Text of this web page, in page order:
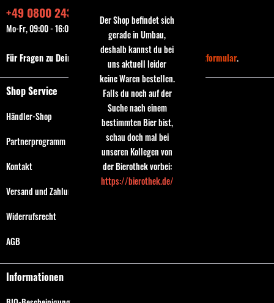
+49 0800 243768435
Mo-Fr, 09:00 - 16:00 Uhr
Für Fragen zu Deiner Bestellung nutze bitte das Kontaktformular.
Shop Service
Händler-Shop
Partnerprogramm
Kontakt
Versand und Zahlungsbedingungen
Widerrufsrecht
AGB
Informationen
Der Shop befindet sich
gerade in Umbau,
deshalb kannst du bei
uns aktuell leider
keine Waren bestellen.
Falls du noch auf der
Suche nach einem
bestimmten Bier bist,
schau doch mal bei
unseren Kollegen von
der Bierothek vorbei:
https://bierothek.de/